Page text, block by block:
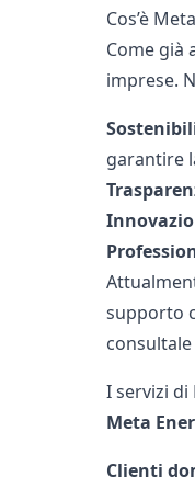
Cos’è
Come già
imprese.
garantire
supporto
I servizi di
Meta
Clienti